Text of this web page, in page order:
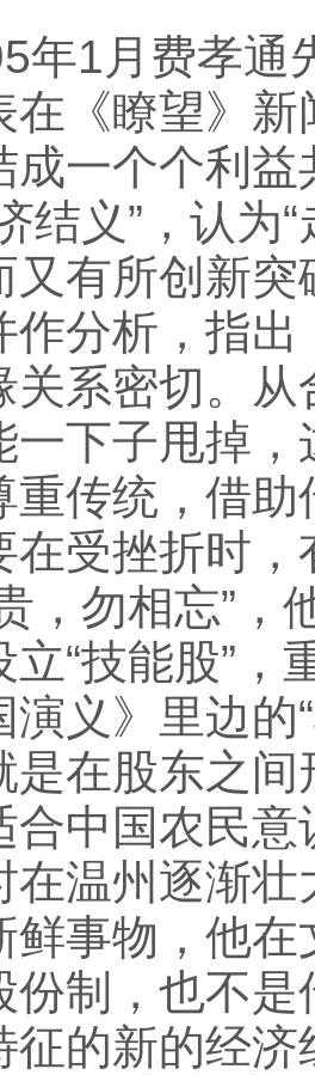
1月费孝通先
在《瞭望》
成一个个利
结义”，认为
又有所创新
作分析，指
关系密切。
一下子甩掉
重传统，借
在受挫折时，
，勿相忘”
立“技能股”
演义》里边的
是在股东之间
合中国农民
在温州逐渐壮
鲜事物，他
份制，也不
征的新的经